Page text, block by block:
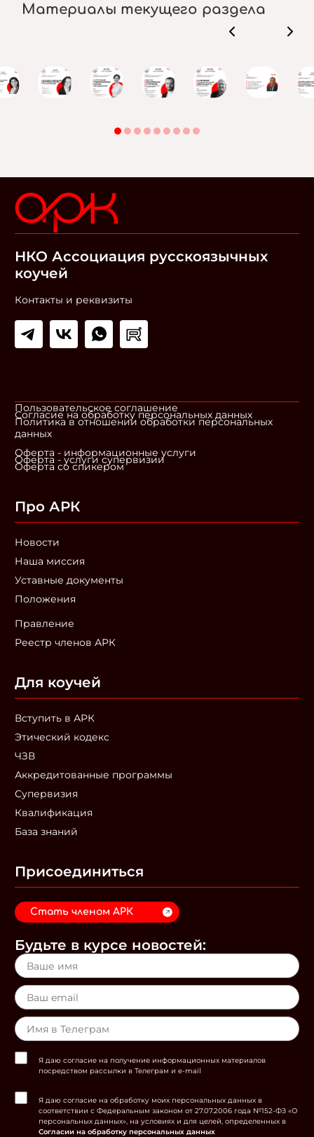
Материалы текущего раздела
НКО Ассоциация русскоязычных
коучей
Контакты и реквизиты
Пользовательское соглашение
Согласие на обработку персональных данных
Политика в отношении обработки персональных
данных
Оферта - информационные услуги
Оферта - услуги супервизии
Оферта со спикером
Про АРК
Новости
Наша миссия
Уставные документы
Положения
Правление
Реестр членов АРК
Для коучей
Вступить в АРК
Этический кодекс
ЧЗВ
Аккредитованные программы
Супервизия
Квалификация
База знаний
Присоединиться
Стать членом АРК
Будьте в курсе новостей:
Я даю согласие на получение информационных материалов
посредством рассылки в Телеграм и e-mail
Я даю согласие на обработку моих персональных данных в
соответствии с Федеральным законом от 27.07.2006 года №152-ФЗ «О
персональных данных», на условиях и для целей, определенных в
Согласии на обработку персональных данных